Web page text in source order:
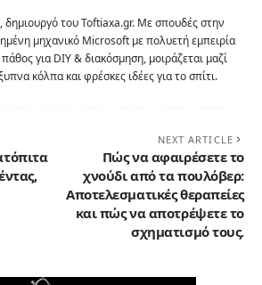
δημιουργό του Toftiaxa.gr. Με σπουδές στην
μηχανικό Microsoft με πολυετή εμπειρία
για DIY & διακόσμηση, μοιράζεται μαζί
κόλπα και φρέσκες ιδέες για το σπίτι.
NEXT ARTICLE
Πώς να αφαιρέσετε το
χνούδι από τα πουλόβερ:
Aποτελεσματικές θεραπείες
και πώς να αποτρέψετε το
σχηματισμό τους.